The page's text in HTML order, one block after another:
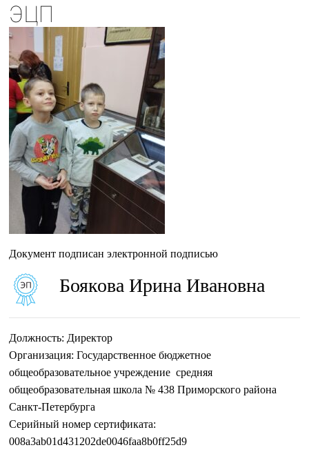
ЭЦП
Документ подписан электронной подписью
Боякова Ирина Ивановна
Должность: Директор
Организация: Государственное бюджетное
общеобразовательное учреждение средняя
общеобразовательная школа № 438 Приморского района
Санкт-Петербурга
Серийный номер сертификата:
008a3ab01d431202de0046faa8b0ff25d9